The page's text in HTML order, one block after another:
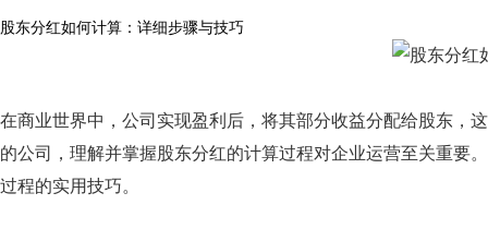
股东分红如何计算：详细步骤与技巧
在商业世界中，公司实现盈利后，将其部分收益分配给股东，
的公司，理解并掌握股东分红的计算过程对企业运营至关重要
过程的实用技巧。